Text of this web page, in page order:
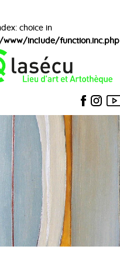
choice in
include/function.inc.php